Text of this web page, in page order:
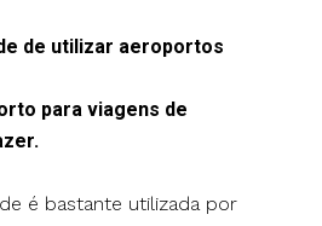
de utilizar aeroportos
para viagens de
é bastante utilizada por